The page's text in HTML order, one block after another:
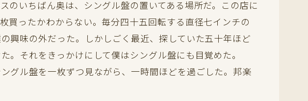
のいちばん奥は、シングル盤の置いてある場所だ。この店に
買ったかわからない。毎分四十五回転する直径七インチの
興味の外だった。しかしごく最近、探していた五十年ほど
。それをきっかけにして僕はシングル盤にも目覚めた。
グル盤を一枚ずつ見ながら、一時間ほどを過ごした。邦楽